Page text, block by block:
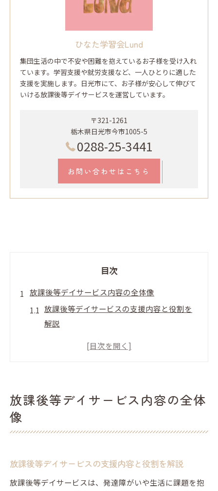
ひなた学習会Lund
集団生活の中で不安や困難を抱えているお子様を受け入れ
ています。学習支援や就労支援など、一人ひとりに適した
支援を実施します。日光市にて、お子様が安心して伸びて
いける放課後等デイサービスを運営しています。
〒321-1261
栃木県日光市今市1005-5
0288-25-3441
お問い合わせはこちら
目次
放課後等デイサービス内容の全体像
放課後等デイサービスの支援内容と役割を
解説
放課後等デイサービスの特徴と事業内容
れ
意義
放課後等デイサービスで学ぶ生活訓練の実
放課後等デイサービス内容の全体
像
放課後等デイサービスの支援内容と役割を解説
放課後等デイサービスは、発達障がいや生活に課題を抱